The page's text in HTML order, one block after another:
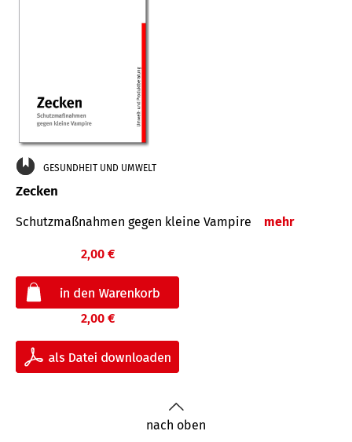
GESUNDHEIT UND UMWELT
Zecken
Schutz­maß­nahmen gegen kleine Vampire mehr
2,00 €
2,00 €
nach oben